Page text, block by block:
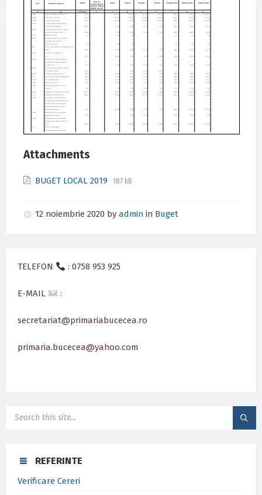
Attachments
BUGET LOCAL 2019 File
File
187 kB
12 noiembrie 2020 by admin in Buget
TELEFON : 0758 953 925
E-MAIL :
secretariat@primariabucecea.ro
primaria.bucecea@yahoo.com
REFERINTE
Verificare Cereri